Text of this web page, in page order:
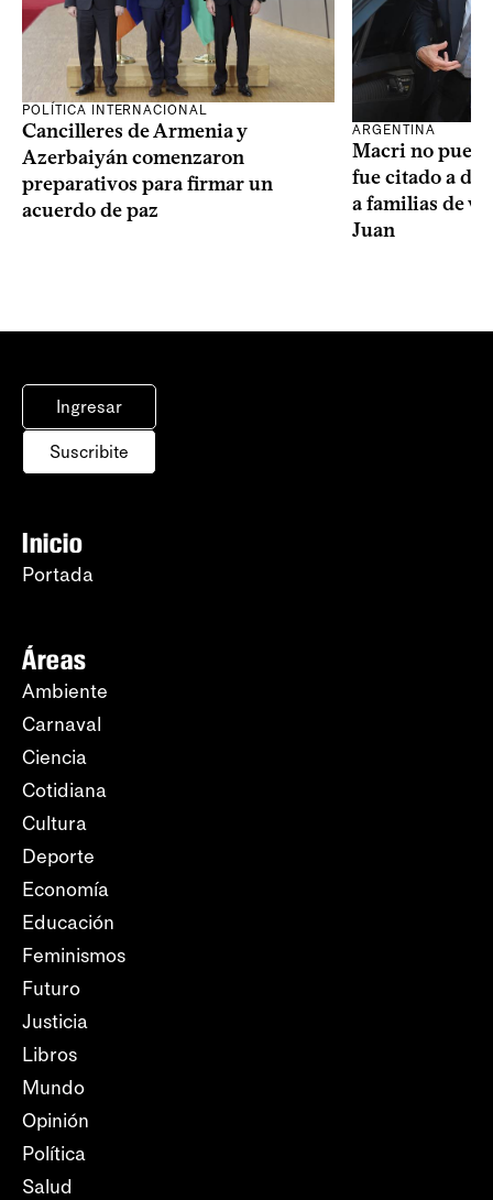
POLÍTICA INTERNACIONAL
Cancilleres de Armenia y
Azerbaiyán comenzaron
preparativos para firmar un
acuerdo de paz
ARGENTINA
Macri no
fue citado a
a familias de
Juan
Ingresar
Suscribite
Inicio
Portada
Áreas
Ambiente
Carnaval
Ciencia
Cotidiana
Cultura
Deporte
Economía
Educación
Feminismos
Futuro
Justicia
Libros
Mundo
Opinión
Política
Salud